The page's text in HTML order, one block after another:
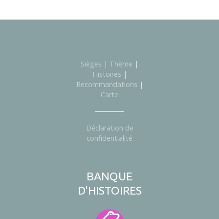
c
Sièges | Thème |
Histoires |
Recommandations |
Carte
Déclaration de
confidentialité
BANQUE
D'HISTOIRES